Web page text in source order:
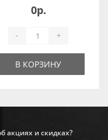
0р.
- +
В КОРЗИНУ
акциях и скидках?